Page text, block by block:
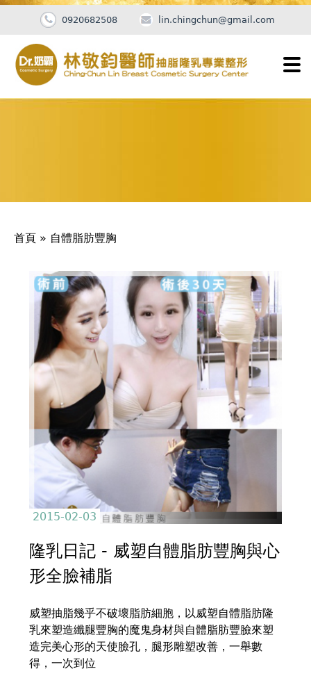
0920682508 lin.chingchun@gmail.com
您首頁 » 自體脂肪豐胸
Back
2015-02-03
隆乳日記 - 威塑自體脂肪豐胸與心
形全臉補脂
威塑抽脂幾乎不破壞脂肪細胞，以威塑自體脂肪隆
乳來塑造纖腿豐胸的魔鬼身材與自體脂肪豐臉來塑
造完美心形的天使臉孔，腿形雕塑改善，一舉數
得，一次到位